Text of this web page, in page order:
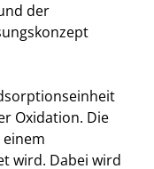
der
Oxidation. Die
einem
wird. Dabei wird